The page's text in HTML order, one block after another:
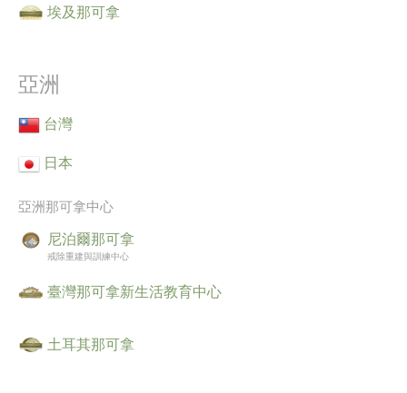
埃及那可拿
亞洲
台灣
日本
亞洲那可拿中心
尼泊爾那可拿
戒除重建與訓練中心
臺灣那可拿新生活教育中心
土耳其那可拿